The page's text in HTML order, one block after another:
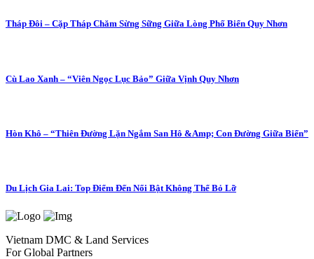
Tháp Đôi – Cặp Tháp Chăm Sừng Sững Giữa Lòng Phố Biển Quy Nhơn
Cù Lao Xanh – “Viên Ngọc Lục Bảo” Giữa Vịnh Quy Nhơn
Hòn Khô – “Thiên Đường Lặn Ngắm San Hô &Amp; Con Đường Giữa Biển”
Du Lịch Gia Lai: Top Điểm Đến Nổi Bật Không Thể Bỏ Lỡ
Vietnam DMC & Land Services
For Global Partners